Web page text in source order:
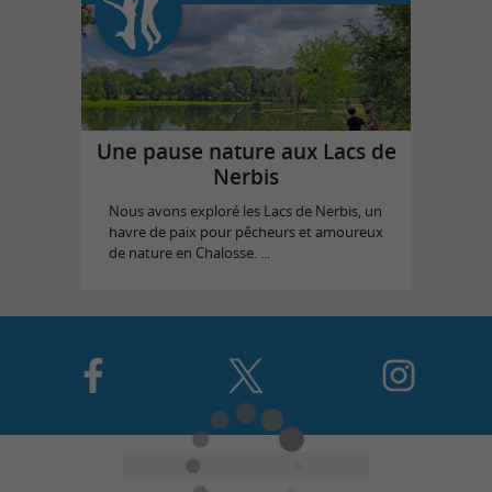
Une pause nature aux Lacs de
Nerbis
Nous avons exploré les Lacs de Nerbis, un
havre de paix pour pêcheurs et amoureux
de nature en Chalosse. ...